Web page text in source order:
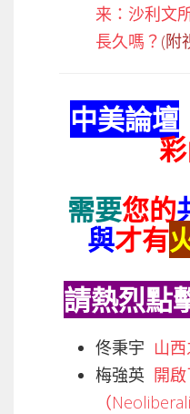
来：沙利文
長久嗎？ (附
中美論壇
需要您的
與才有
請熱烈點
佟秉宇 山西
​梅強英 開
（